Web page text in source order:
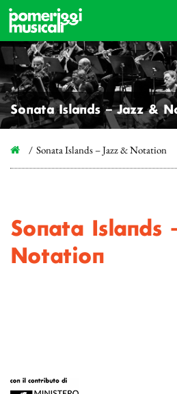
Sonata Islands – Jazz &
Sonata Islands – Jazz & Notation
Sonata Islands
Notation